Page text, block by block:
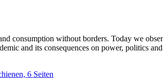
consumption without borders. Today we
and its consequences on power, politics
6 Seiten